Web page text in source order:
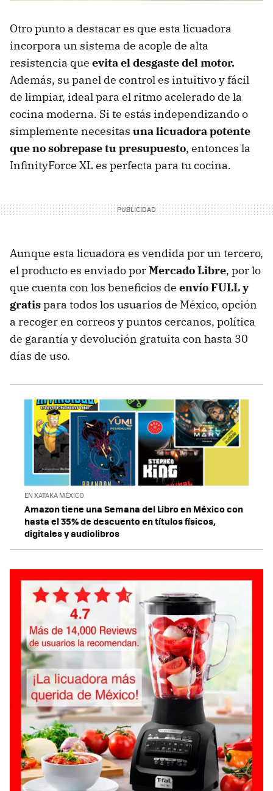
Otro punto a destacar es que esta licuadora
incorpora un sistema de acople de alta
resistencia que evita el desgaste del motor.
Además, su panel de control es intuitivo y fácil
de limpiar, ideal para el ritmo acelerado de la
cocina moderna. Si te estás independizando o
simplemente necesitas una licuadora potente
que no sobrepase tu presupuesto, entonces la
InfinityForce XL es perfecta para tu cocina.
Aunque esta licuadora es vendida por un tercero,
el producto es enviado porMercado Libre, por lo
que cuenta con los beneficios de envío FULL y
gratispara todos los usuarios de México, opción
a recoger en correos y puntos cercanos, política
de garantía y devolución gratuita con hasta 30
días de uso.
EN XATAKA MÉXICO
Amazon tiene una Semana del Libro en México con
hasta el 35% de descuento en títulos físicos,
digitales y audiolibros